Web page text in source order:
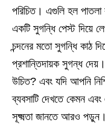
পরিচিত। এগুলি হল পাতলা
একটি সুগন্ধি পেস্ট দিয়ে
চন্দনের মতো সুগন্ধি কাঠ
প্রশান্তিদায়ক সুগন্ধ দেয়।
উচিত? এবং যদি আপনি
ব্যবসাটি দেখতে কেমন
সূক্ষ্মতা জানতে আরও পড়ুন।